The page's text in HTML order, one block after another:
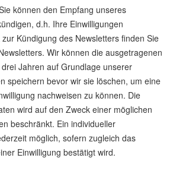
können den Empfang unseres
d.h. Ihre Einwilligungen
Kündigung des Newsletters finden Sie
Wir können die ausgetragenen
Jahren auf Grundlage unserer
speichern bevor wir sie löschen, um eine
nachweisen zu können. Die
wird auf den Zweck einer möglichen
beschränkt. Ein individueller
möglich, sofern zugleich das
Einwilligung bestätigt wird.